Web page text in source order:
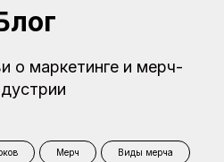
о маркетинге и мерч-
Мерч Виды мерча